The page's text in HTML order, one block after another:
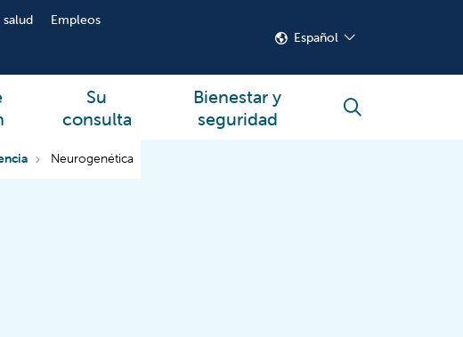
Empleos
Español
Su
consulta
Bienestar y
seguridad
buscar
Neurogenética